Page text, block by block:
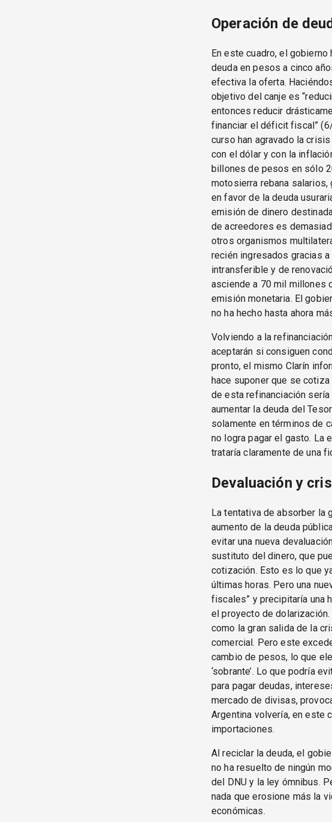
Operación de
En este cuadro, el
deuda en pesos a cinco
efectiva la oferta.
objetivo del canje es
entonces reducir
financiar el déficit fiscal”
curso han agravado la
con el dólar y con la
billones de pesos en sólo
motosierra rebana
en favor de la deuda
emisión de dinero
de acreedores es
otros organismos
recién ingresados gracias
intransferible y de
asciende a 70 mil millones
emisión monetaria. El
no ha hecho hasta ahora
Volviendo a la
aceptarán si consiguen
pronto, el mismo Clarín
hace suponer que se
de esta refinanciación
aumentar la deuda del
solamente en términos de
no logra pagar el gasto. La
trataría claramente de una
Devaluación y
La tentativa de absorber la
aumento de la deuda
evitar una nueva
sustituto del dinero, que
cotización. Esto es lo que
últimas horas. Pero una
fiscales” y precipitaría una
el proyecto de
como la gran salida de la
comercial. Pero este
cambio de pesos, lo que
‘sobrante’. Lo que podría
para pagar deudas,
mercado de divisas,
Argentina volvería, en este
importaciones.
Al reciclar la deuda, el
no ha resuelto de ningún
del DNU y la ley ómnibus.
nada que erosione más la
económicas.